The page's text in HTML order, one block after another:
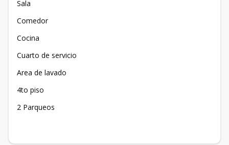
Sala
Comedor
Cocina
Cuarto de servicio
Area de lavado
4to piso
2 Parqueos